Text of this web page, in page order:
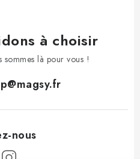
à choisir
sommes là pour vous !
@magsy.fr